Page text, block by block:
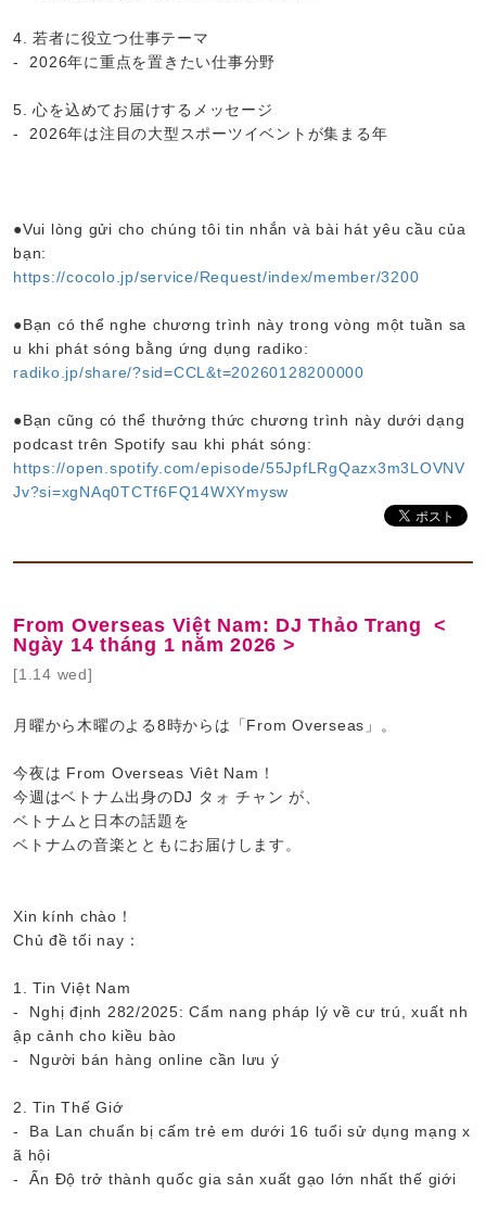
4. 若者に役立つ仕事テーマ
- 2026年に重点を置きたい仕事分野
5. 心を込めてお届けするメッセージ
- 2026年は注目の大型スポーツイベントが集まる年
●Vui lòng gửi cho chúng tôi tin nhắn và bài hát yêu cầu của
bạn:
https://cocolo.jp/service/Request/index/member/3200
●Bạn có thể nghe chương trình này trong vòng một tuần sa
u khi phát sóng bằng ứng dụng radiko:
radiko.jp/share/?sid=CCL&t=20260128200000
●Bạn cũng có thể thưởng thức chương trình này dưới dạng
podcast trên Spotify sau khi phát sóng:
https://open.spotify.com/episode/55JpfLRgQazx3m3LOVNV
Jv?si=xgNAq0TCTf6FQ14WXYmysw
From Overseas Việt Nam: DJ Thảo Trang <
Ngày 14 tháng 1 năm 2026 >
[1.14 wed]
月曜から木曜のよる8時からは「From Overseas」。
今夜は From Overseas Viêt Nam！
今週はベトナム出身のDJ タォ チャン が、
ベトナムと日本の話題を
ベトナムの音楽とともにお届けします。
Xin kính chào！
Chủ đề tối nay：
1. Tin Việt Nam
- Nghị định 282/2025: Cẩm nang pháp lý về cư trú, xuất nh
ập cảnh cho kiều bào
- Người bán hàng online cần lưu ý
2. Tin Thế Giớ
- Ba Lan chuẩn bị cấm trẻ em dưới 16 tuổi sử dụng mạng x
ã hội
- Ấn Độ trở thành quốc gia sản xuất gạo lớn nhất thế giới